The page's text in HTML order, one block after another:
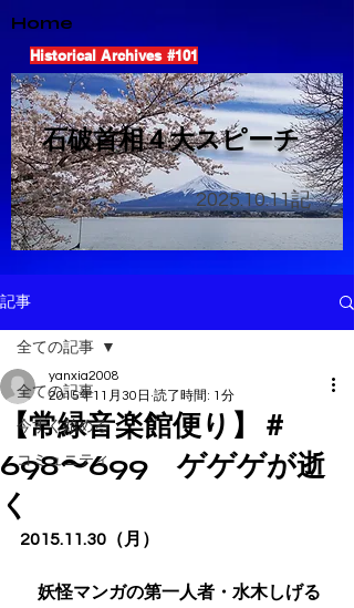
Home
Historical Archives #101
​石破首相４大スピーチ
2025.10.11記
記事
全ての記事
今すぐ始める
コミュニティ
全ての記事
【常緑音楽館便り】＃
698〜699 ゲゲゲが逝
く
yanxia2008
2015年11月30日 読了時間: 1分
2015.11.30（月）
妖怪マンガの第一人者・水木しげる